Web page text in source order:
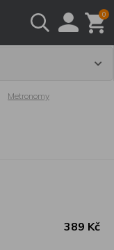
0
Metronomy
389 Kč